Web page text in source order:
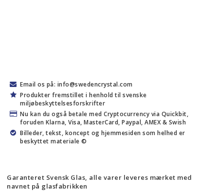
Email os på: info@swedencrystal.com
Produkter fremstillet i henhold til svenske
miljøbeskyttelsesforskrifter
Nu kan du også betale med Cryptocurrency via Quickbit,
foruden Klarna, Visa, MasterCard, Paypal, AMEX & Swish
Billeder, tekst, koncept og hjemmesiden som helhed er
beskyttet materiale ©
Garanteret Svensk Glas, alle varer leveres mærket med
navnet på glasfabrikken